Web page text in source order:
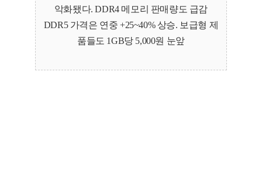
악화됐다. DDR4 메모리 판매량도 급감
DDR5 가격은 연중 +25~40% 상승. 보급형 제
품들도 1GB당 5,000원 눈앞